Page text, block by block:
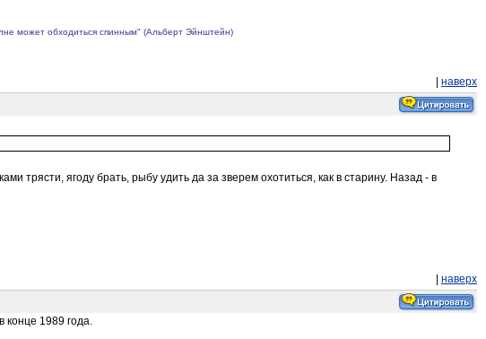
может обходиться спинным" (Альберт Эйнштейн)
наверх
ягоду брать, рыбу удить да за зверем охотиться, как в старину. Назад - в
наверх
конце 1989 года.